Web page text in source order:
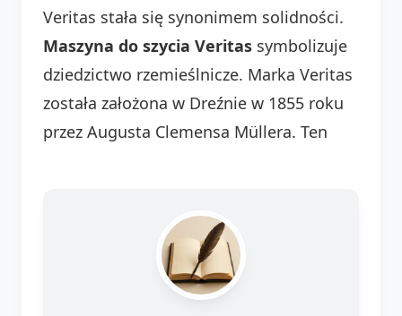
Veritas stała się synonimem solidności.
Maszyna do szycia Veritas symbolizuje
dziedzictwo rzemieślnicze. Marka Veritas
została założona w Dreźnie w 1855 roku
przez Augusta Clemensa Müllera. Ten